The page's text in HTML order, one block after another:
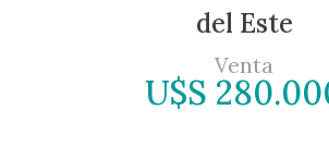
del Este
Venta
U$S